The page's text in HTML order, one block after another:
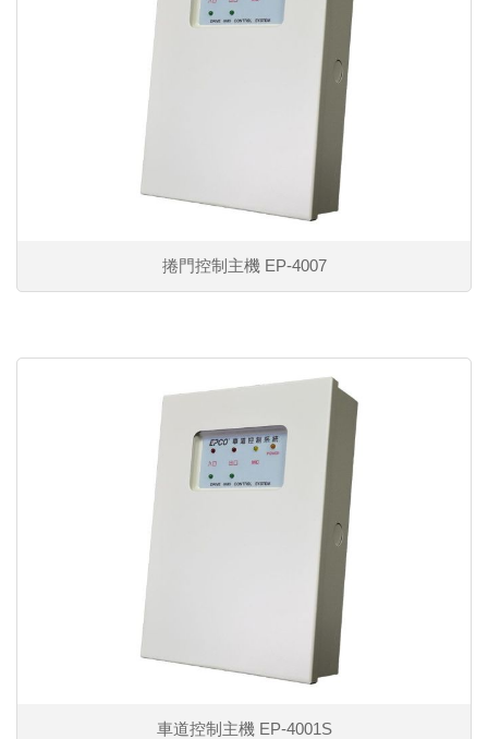
捲門控制主機 EP-4007
車道控制主機 EP-4001S